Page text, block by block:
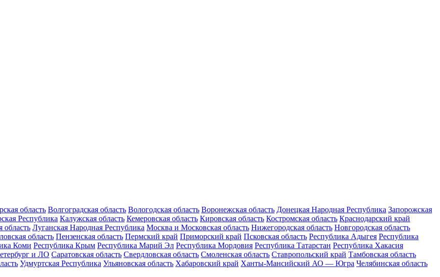
область Волгоградская область Вологодская область Воронежская область Донецкая Народная Республика Запорожская
Республика Калужская область Кемеровская область Кировская область Костромская область Краснодарский край
область Луганская Народная Республика Москва и Московская область Нижегородская область Новгородская область
область Пензенская область Пермский край Приморский край Псковская область Республика Адыгея Республика
Коми Республика Крым Республика Марий Эл Республика Мордовия Республика Татарстан Республика Хакасия
и ЛО Саратовская область Свердловская область Смоленская область Ставропольский край Тамбовская область
Удмуртская Республика Ульяновская область Хабаровский край Ханты-Мансийский АО — Югра Челябинская область